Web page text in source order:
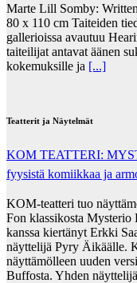
Marte Lill Somby:
80 x 110 cm Taiteiden
gallerioissa avautuu
taiteilijat antavat äänen
kokemuksille ja [...]
Teatterit ja Näytelmät
KOM TEATTERI:
fyysistä komiikkaa ja
KOM-teatteri tuo
Fon klassikosta
kanssa kiertänyt Erkki
näyttelijä Pyry Äikäälle.
näyttämölleen uuden
Buffosta. Yhden